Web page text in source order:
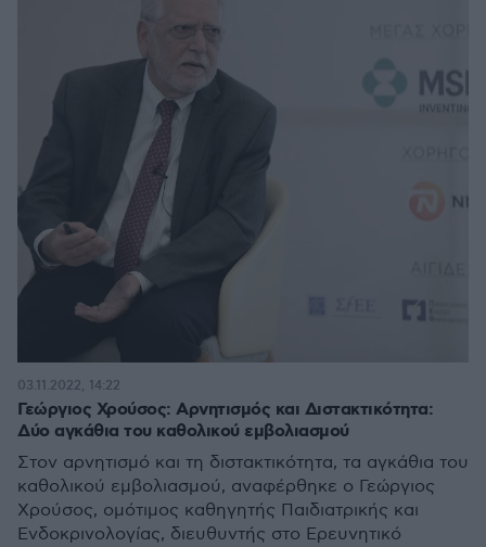
Γεώργιος Χρούσος: Αρνητισμός και Διστακτικότητα:
Δύο αγκάθια του καθολικού εμβολιασμού
Στον αρνητισμό και τη διστακτικότητα, τα αγκάθια του
καθολικού εμβολιασμού, αναφέρθηκε ο Γεώργιος
Χρούσος, ομότιμος καθηγητής Παιδιατρικής και
Ενδοκρινολογίας, διευθυντής στο Ερευνητικό
03.11.2022, 14:22